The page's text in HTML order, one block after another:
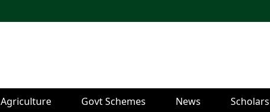
Agriculture Govt Schemes News